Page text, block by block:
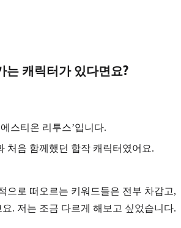
는 캐릭터가 있다면요?
에스티온 리투스’입니다.
처음 함께했던 합작 캐릭터였어요.
으로 떠오르는 키워드들은 전부 차갑고,
. 저는 조금 다르게 해보고 싶었습니다.